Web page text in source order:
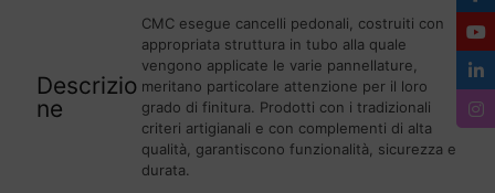
Descrizio
ne
CMC esegue cancelli pedonali, costruiti con
appropriata struttura in tubo alla quale
vengono applicate le varie pannellature,
meritano particolare attenzione per il loro
grado di finitura. Prodotti con i tradizionali
criteri artigianali e con complementi di alta
qualità, garantiscono funzionalità, sicurezza e
durata.